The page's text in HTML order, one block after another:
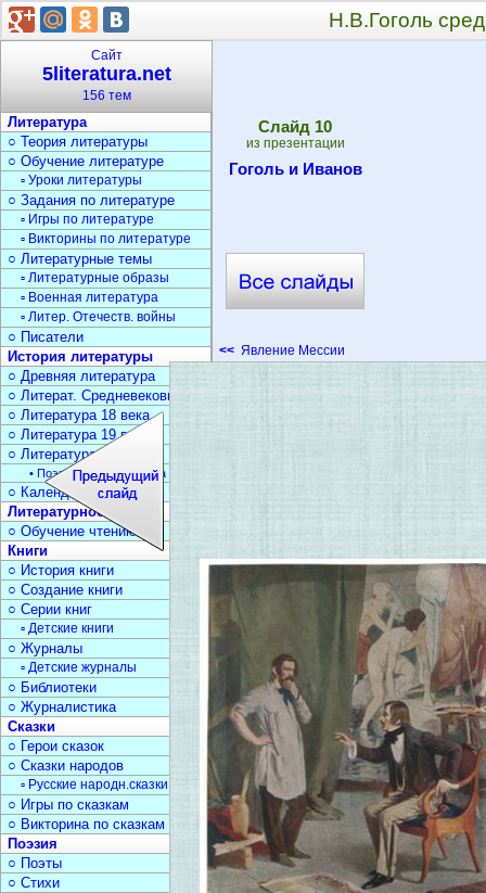
Н.В.Гоголь
Cлайд 10
из презентации
Гоголь и Иванов
<< Явление Мессии
Сайт
5literatura.net
156 тем
Литература
○ Теория литературы
○ Обучение литературе
▫ Уроки литературы
○ Задания по литературе
▫ Игры по литературе
▫ Викторины по литературе
○ Литературные темы
▫ Литературные образы
▫ Военная литература
▫ Литер. Отечеств. войны
○ Писатели
История литературы
○ Древняя литература
○ Литерат. Средневековья
○ Литература 18 века
○ Литература 19 века
○ Литература 20 века
• Поэзия Серебрян. века
○ Календарь дат
Литературное чтение
○ Обучение чтению
Книги
○ История книги
○ Создание книги
○ Серии книг
▫ Детские книги
○ Журналы
▫ Детские журналы
○ Библиотеки
○ Журналистика
Сказки
○ Герои сказок
○ Сказки народов
▫ Русские народн.сказки
○ Игры по сказкам
○ Викторина по сказкам
Поэзия
○ Поэты
○ Стихи